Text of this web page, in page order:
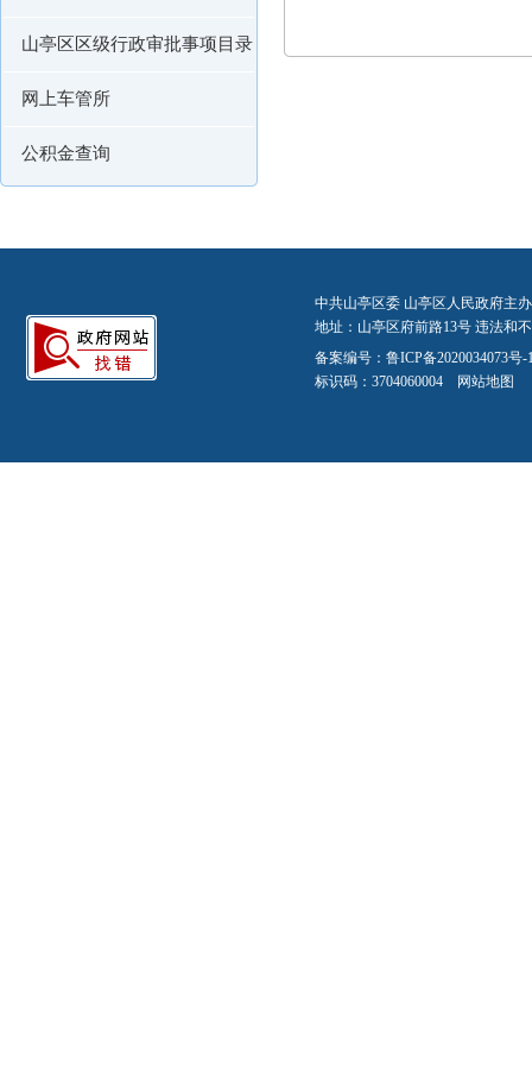
山亭区区级行政审批事项目录
网上车管所
公积金查询
中共山亭区委 山亭区人民政府主
地址：山亭区府前路13号 违法和
备案编号： 鲁ICP备2020034073号-
标识码：3704060004 网站地图